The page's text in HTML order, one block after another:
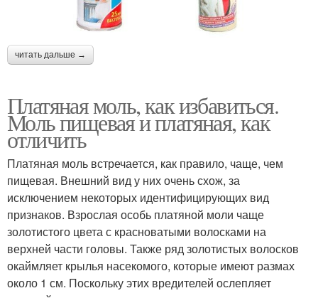
читать дальше →
Платяная моль, как избавиться.
Моль пищевая и платяная, как
отличить
Платяная моль встречается, как правило, чаще, чем
пищевая. Внешний вид у них очень схож, за
исключением некоторых идентифицирующих вид
признаков. Взрослая особь платяной моли чаще
золотистого цвета с красноватыми волосками на
верхней части головы. Также ряд золотистых волосков
окаймляет крылья насекомого, которые имеют размах
около 1 см. Поскольку этих вредителей ослепляет